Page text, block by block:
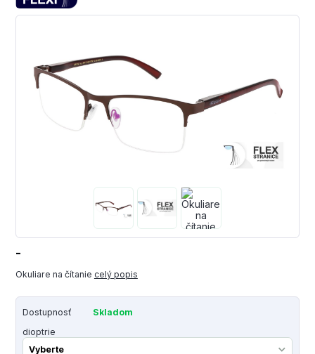
-
Okuliare na čítanie celý popis
Dostupnosť
Skladom
dioptrie